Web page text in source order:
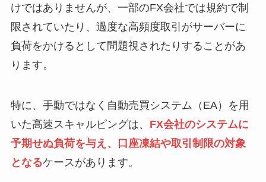
けではありませんが、一部のFX会社では規約で制
限されていたり、過度な高頻度取引がサーバーに
負荷をかけるとして問題視されたりすることがあ
ります。
特に、手動ではなく自動売買システム（EA）を用
いた高速スキャルピングは、 FX会社のシステムに
予期せぬ負荷を与え、口座凍結や取引制限の対象
となるケースがあります。